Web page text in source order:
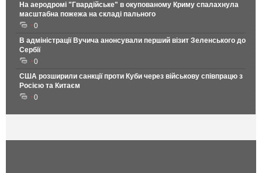
На аеродромі "Гвардійське" в окупованому Криму спалахнула
масштабна пожежа на складі пального
0
В адміністрації Вучича анонсували перший візит Зеленського до
Сербії
0
США розширили санкції проти Куби через військову співпрацю з
Росією та Китаєм
0